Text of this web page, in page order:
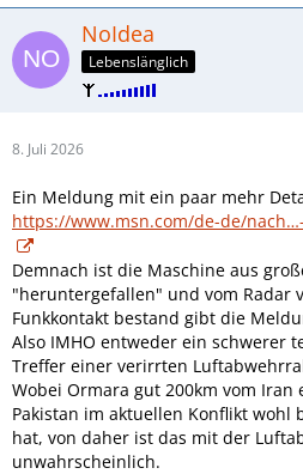
NoIdea
Lebenslänglich
8. Juli 2026
Ein Meldung mit ein paar mehr
https://www.msn.com/de-de/
Demnach ist die Maschine aus
"heruntergefallen" und vom Radar
Funkkontakt bestand gibt die
Also IMHO entweder ein schwerer
Treffer einer verirrten
Wobei Ormara gut 200km vom
Pakistan im aktuellen Konflikt wohl
hat, von daher ist das mit der
unwahrscheinlich.